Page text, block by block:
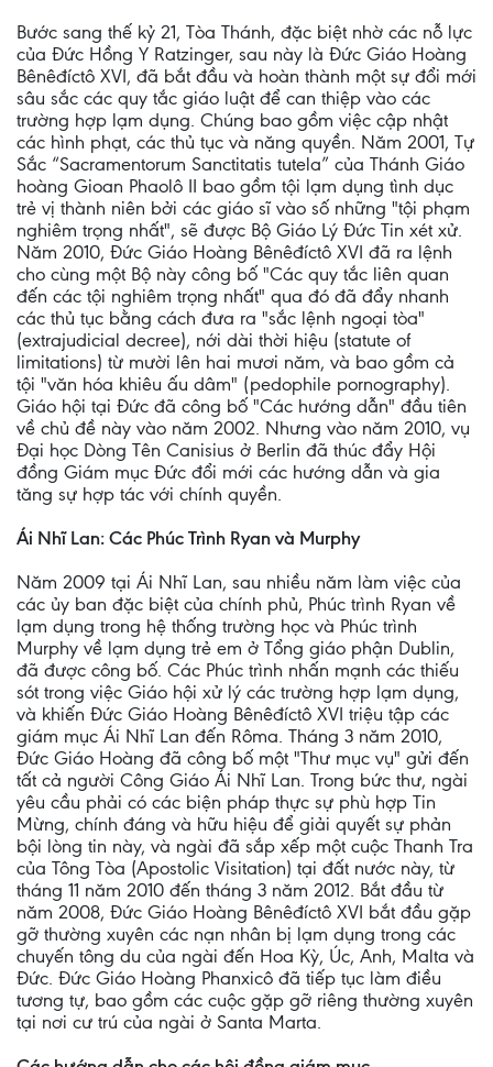
Bước sang thế kỷ 21, Tòa Thánh, đặc biệt nhờ các nỗ lực
của Đức Hồng Y Ratzinger, sau này là Đức Giáo Hoàng
Bênêđíctô XVI, đã bắt đầu và hoàn thành một sự đổi mới
sâu sắc các quy tắc giáo luật để can thiệp vào các
trường hợp lạm dụng. Chúng bao gồm việc cập nhật
các hình phạt, các thủ tục và năng quyền. Năm 2001, Tự
Sắc “Sacramentorum Sanctitatis tutela” của Thánh Giáo
hoàng Gioan Phaolô II bao gồm tội lạm dụng tình dục
trẻ vị thành niên bởi các giáo sĩ vào số những "tội phạm
nghiêm trọng nhất", sẽ được Bộ Giáo Lý Đức Tin xét xử.
Năm 2010, Đức Giáo Hoàng Bênêđíctô XVI đã ra lệnh
cho cùng một Bộ này công bố "Các quy tắc liên quan
đến các tội nghiêm trọng nhất" qua đó đã đẩy nhanh
các thủ tục bằng cách đưa ra "sắc lệnh ngoại tòa"
(extrajudicial decree), nới dài thời hiệu (statute of
limitations) từ mười lên hai mươi năm, và bao gồm cả
tội "văn hóa khiêu ấu dâm" (pedophile pornography).
Giáo hội tại Đức đã công bố "Các hướng dẫn" đầu tiên
về chủ đề này vào năm 2002. Nhưng vào năm 2010, vụ
Đại học Dòng Tên Canisius ở Berlin đã thúc đẩy Hội
đồng Giám mục Đức đổi mới các hướng dẫn và gia
tăng sự hợp tác với chính quyền.
Ái Nhĩ Lan: Các Phúc Trình Ryan và Murphy
Năm 2009 tại Ái Nhĩ Lan, sau nhiều năm làm việc của
các ủy ban đặc biệt của chính phủ, Phúc trình Ryan về
lạm dụng trong hệ thống trường học và Phúc trình
Murphy về lạm dụng trẻ em ở Tổng giáo phận Dublin,
đã được công bố. Các Phúc trình nhấn mạnh các thiếu
sót trong việc Giáo hội xử lý các trường hợp lạm dụng,
và khiến Đức Giáo Hoàng Bênêđíctô XVI triệu tập các
giám mục Ái Nhĩ Lan đến Rôma. Tháng 3 năm 2010,
Đức Giáo Hoàng đã công bố một "Thư mục vụ" gửi đến
tất cả người Công Giáo Ái Nhĩ Lan. Trong bức thư, ngài
yêu cầu phải có các biện pháp thực sự phù hợp Tin
Mừng, chính đáng và hữu hiệu để giải quyết sự phản
bội lòng tin này, và ngài đã sắp xếp một cuộc Thanh Tra
của Tông Tòa (Apostolic Visitation) tại đất nước này, từ
tháng 11 năm 2010 đến tháng 3 năm 2012. Bắt đầu từ
năm 2008, Đức Giáo Hoàng Bênêđíctô XVI bắt đầu gặp
gỡ thường xuyên các nạn nhân bị lạm dụng trong các
chuyến tông du của ngài đến Hoa Kỳ, Úc, Anh, Malta và
Đức. Đức Giáo Hoàng Phanxicô đã tiếp tục làm điều
tương tự, bao gồm các cuộc gặp gỡ riêng thường xuyên
tại nơi cư trú của ngài ở Santa Marta.